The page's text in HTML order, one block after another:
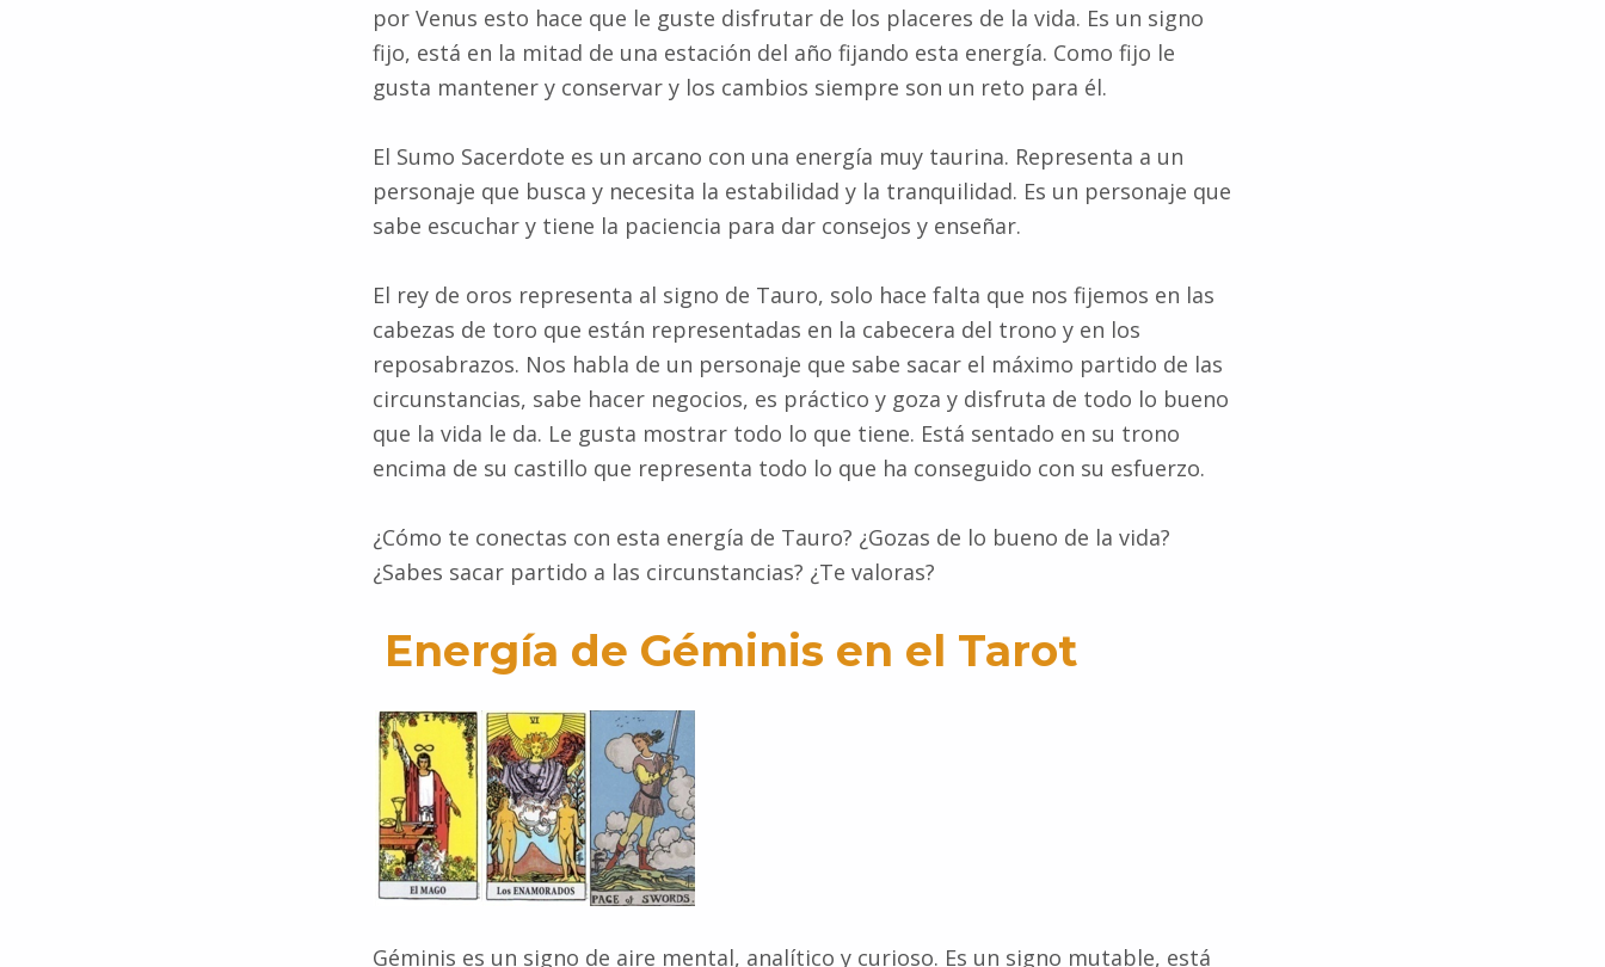
por Venus esto hace que le guste disfrutar de los placeres de la vida. Es un signo
fijo, está en la mitad de una estación del año fijando esta energía. Como fijo le
gusta mantener y conservar y los cambios siempre son un reto para él.
El Sumo Sacerdote es un arcano con una energía muy taurina. Representa a un
personaje que busca y necesita la estabilidad y la tranquilidad. Es un personaje que
sabe escuchar y tiene la paciencia para dar consejos y enseñar.
El rey de oros representa al signo de Tauro, solo hace falta que nos fijemos en las
cabezas de toro que están representadas en la cabecera del trono y en los
reposabrazos. Nos habla de un personaje que sabe sacar el máximo partido de las
circunstancias, sabe hacer negocios, es práctico y goza y disfruta de todo lo bueno
que la vida le da. Le gusta mostrar todo lo que tiene. Está sentado en su trono
encima de su castillo que representa todo lo que ha conseguido con su esfuerzo.
¿Cómo te conectas con esta energía de Tauro? ¿Gozas de lo bueno de la vida?
¿Sabes sacar partido a las circunstancias? ¿Te valoras?
Energía de Géminis en el Tarot
Géminis es un signo de aire mental, analítico y curioso. Es un signo mutable, está